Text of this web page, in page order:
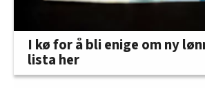
I kø for å bli enige om ny
lista her